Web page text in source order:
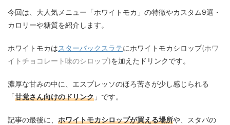
今回は、大人気メニュー「ホワイトモカ」の特徴やカスタム9選・
カロリーや糖質を紹介します。
ホワイトモカはスターバックスラテにホワイトモカシロップ(ホワ
イトチョコレート味のシロップ)を加えたドリンクです。
濃厚な甘みの中に、エスプレッソのほろ苦さが少し感じられる
「甘党さん向けのドリンク 」です。
記事の最後に、 ホワイトモカシロップが買える場所や、スタバの